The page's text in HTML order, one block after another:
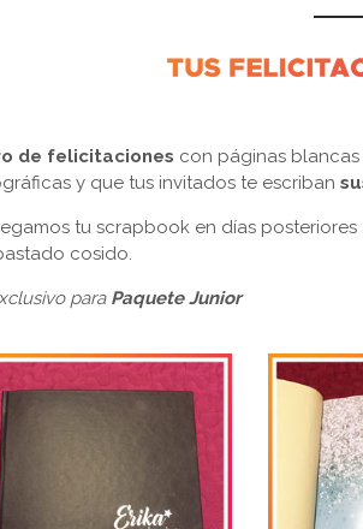
de felicitaciones con páginas
y que tus invitados te escriban
tu scrapbook en días
cosido.
para Paquete Junior